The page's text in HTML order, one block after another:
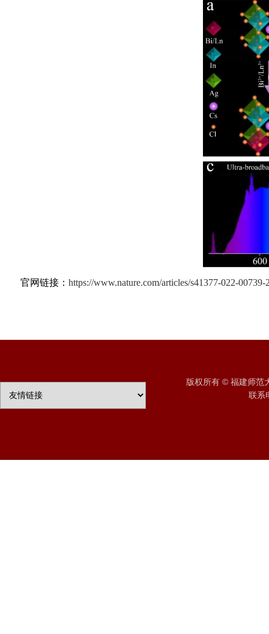
官网链接： https://www.nature.com/articles/s41377-022-00739-
版权所有 © 福建师范
联系